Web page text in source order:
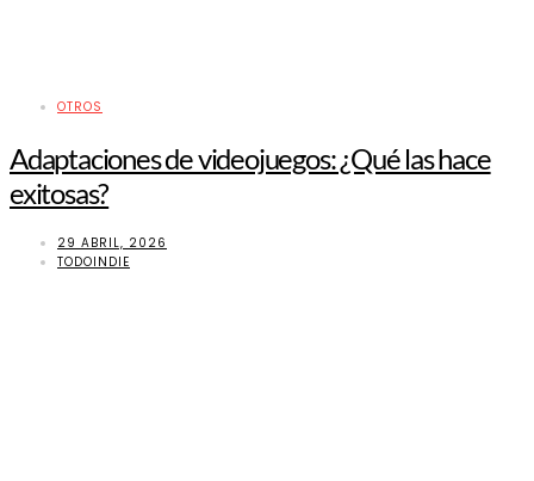
OTROS
Adaptaciones de videojuegos: ¿Qué las hace
exitosas?
29 ABRIL, 2026
TODOINDIE